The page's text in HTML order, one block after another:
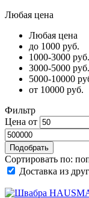
Любая цена
Любая цена
до 1000 руб.
1000-3000 руб.
3000-5000 руб.
5000-10000
от 10000 руб.
Фильтр
Цена от
Сортировать по:
Доставка из